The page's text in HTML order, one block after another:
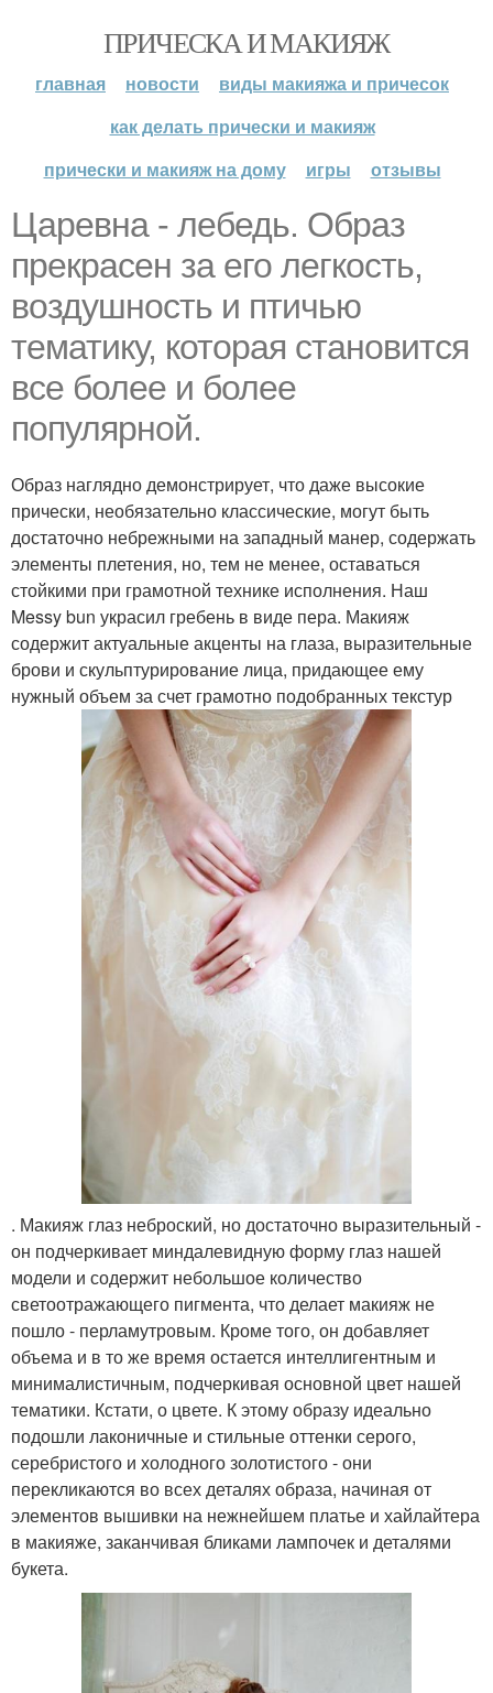
ПРИЧЕСКА И МАКИЯЖ
главная новости
виды макияжа и причесок
как делать прически и макияж
прически и макияж на дому
игры отзывы
Царевна - лебедь. Образ
прекрасен за его легкость,
воздушность и птичью
тематику, которая становится
все более и более
популярной.
Образ наглядно демонстрирует, что даже высокие
прически, необязательно классические, могут быть
достаточно небрежными на западный манер, содержать
элементы плетения, но, тем не менее, оставаться
стойкими при грамотной технике исполнения. Наш
Messy bun украсил гребень в виде пера. Макияж
содержит актуальные акценты на глаза, выразительные
брови и скульптурирование лица, придающее ему
нужный объем за счет грамотно подобранных текстур
. Макияж глаз неброский, но достаточно выразительный -
он подчеркивает миндалевидную форму глаз нашей
модели и содержит небольшое количество
светоотражающего пигмента, что делает макияж не
пошло - перламутровым. Кроме того, он добавляет
объема и в то же время остается интеллигентным и
минималистичным, подчеркивая основной цвет нашей
тематики. Кстати, о цвете. К этому образу идеально
подошли лаконичные и стильные оттенки серого,
серебристого и холодного золотистого - они
перекликаются во всех деталях образа, начиная от
элементов вышивки на нежнейшем платье и хайлайтера
в макияже, заканчивая бликами лампочек и деталями
букета.